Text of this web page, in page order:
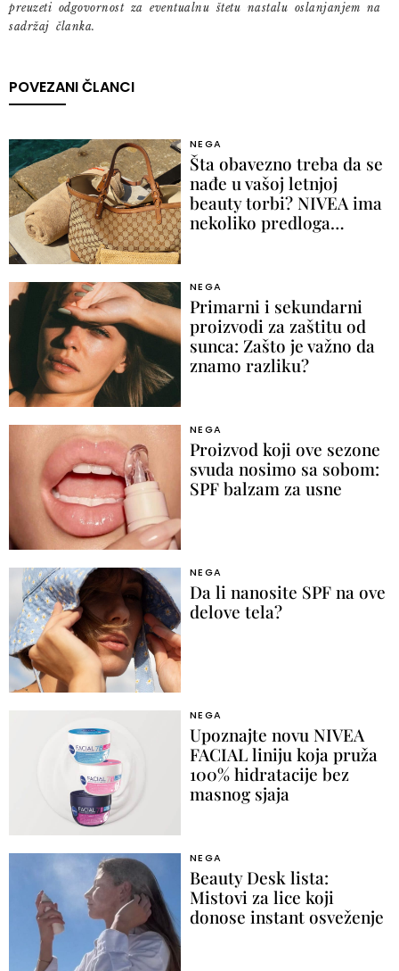
preuzeti odgovornost za eventualnu štetu nastalu oslanjanjem na
sadržaj članka.
POVEZANI ČLANCI
NEGA
Šta obavezno treba da se
nađe u vašoj letnjoj
beauty torbi? NIVEA ima
nekoliko predloga…
NEGA
Primarni i sekundarni
proizvodi za zaštitu od
sunca: Zašto je važno da
znamo razliku?
NEGA
Proizvod koji ove sezone
svuda nosimo sa sobom:
SPF balzam za usne
NEGA
Da li nanosite SPF na ove
delove tela?
NEGA
Upoznajte novu NIVEA
FACIAL liniju koja pruža
100% hidratacije bez
masnog sjaja
NEGA
Beauty Desk lista:
Mistovi za lice koji
donose instant osveženje